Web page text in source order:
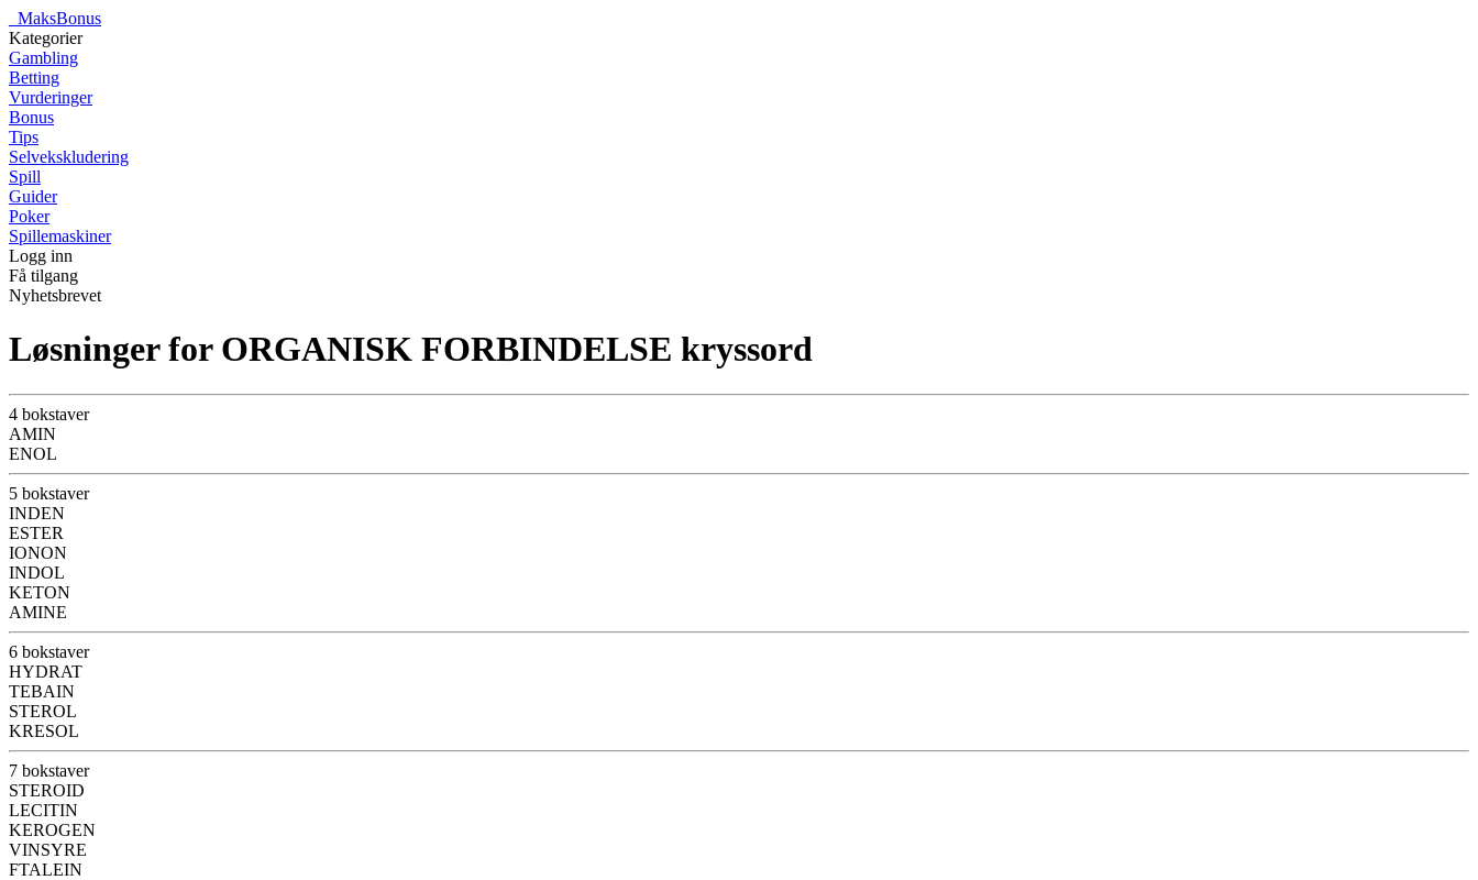
MaksBonus
Kategorier
Gambling
Betting
Vurderinger
Bonus
Tips
Selvekskludering
Spill
Guider
Poker
Spillemaskiner
Logg inn
Få tilgang
Nyhetsbrevet
Løsninger for ORGANISK FORBINDELSE kryssord
4 bokstaver
AMIN
ENOL
5 bokstaver
INDEN
ESTER
IONON
INDOL
KETON
AMINE
6 bokstaver
HYDRAT
TEBAIN
STEROL
KRESOL
7 bokstaver
STEROID
LECITIN
KEROGEN
VINSYRE
FTALEIN